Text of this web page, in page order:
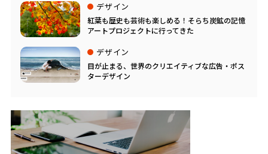
デザイン
紅葉も歴史も芸術も楽しめる！そらち炭鉱の記憶
アートプロジェクトに行ってきた
デザイン
目が止まる、世界のクリエイティブな広告・ポス
ターデザイン